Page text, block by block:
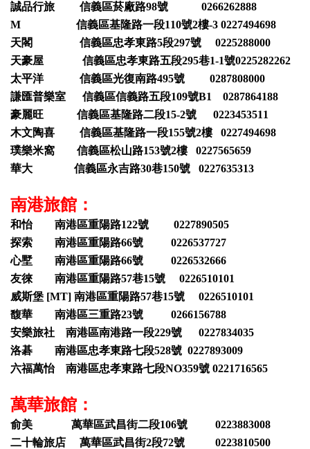
誠品行旅 信義區菸廠路98號 0266262888
M 信義區基隆路一段110號2樓-3 0227494698
天閣 信義區忠孝東路5段297號 0225288000
天豪屋 信義區忠孝東路五段295巷1-1號0225282262
太平洋 信義區光復南路495號 0287808000
謙匯普樂室 信義區信義路五段109號B1 0287864188
豪麗旺 信義區基隆路二段15-2號 0223453511
木文陶喜 信義區基隆路一段155號2樓 0227494698
璞樂米窩 信義區松山路153號2樓 0227565659
華大 信義區永吉路30巷150號 0227635313
南港旅館：
和怡 南港區重陽路122號 0227890505
探索 南港區重陽路66號 0226537727
心墅 南港區重陽路66號 0226532666
友徠 南港區重陽路57巷15號 0226510101
威斯堡 [MT] 南港區重陽路57巷15號 0226510101
馥華 南港區三重路23號 0266156788
安樂旅社 南港區南港路一段229號 0227834035
洛碁 南港區忠孝東路七段528號 0227893009
六福萬怡 南港區忠孝東路七段NO359號 0221716565
萬華旅館：
俞美 萬華區武昌街二段106號 0223883008
二十輪旅店 萬華區武昌街2段72號 0223810500